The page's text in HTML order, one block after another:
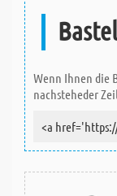
Wenn Ihnen die
nachsteheder